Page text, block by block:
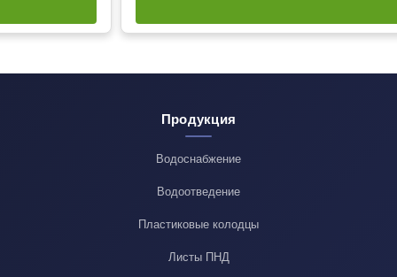
Продукция
Водоснабжение
Водоотведение
Пластиковые колодцы
Листы ПНД